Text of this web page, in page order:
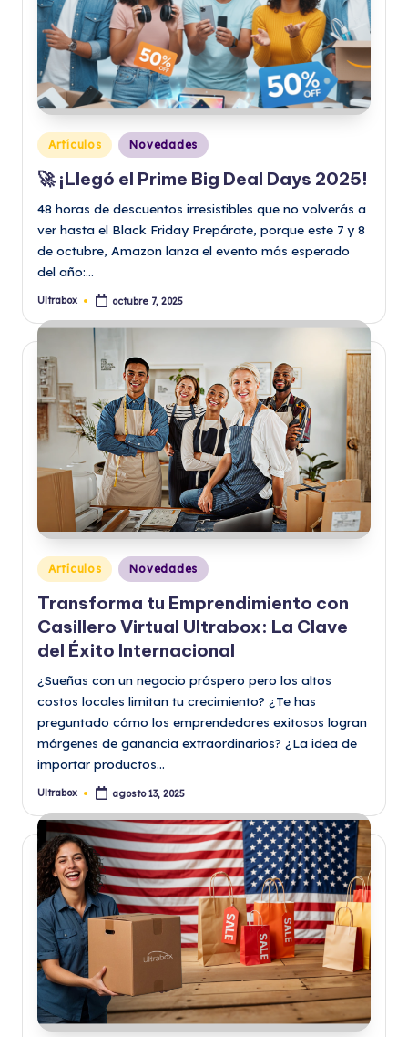
Publicado
en
Artículos Novedades
🚀 ¡Llegó el Prime Big Deal Days 2025!
48 horas de descuentos irresistibles que no volverás a
ver hasta el Black Friday Prepárate, porque este 7 y 8
de octubre, Amazon lanza el evento más esperado
del año:…
Publicado
Ultrabox octubre 7, 2025
Publicado
en
Artículos Novedades
Transforma tu Emprendimiento con
Casillero Virtual Ultrabox: La Clave
del Éxito Internacional
¿Sueñas con un negocio próspero pero los altos
costos locales limitan tu crecimiento? ¿Te has
preguntado cómo los emprendedores exitosos logran
márgenes de ganancia extraordinarios? ¿La idea de
importar productos…
Publicado
Ultrabox agosto 13, 2025